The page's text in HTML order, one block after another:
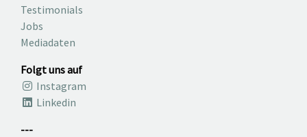
Testimonials
Jobs
Mediadaten
Folgt uns auf
Instagram
Linkedin
---